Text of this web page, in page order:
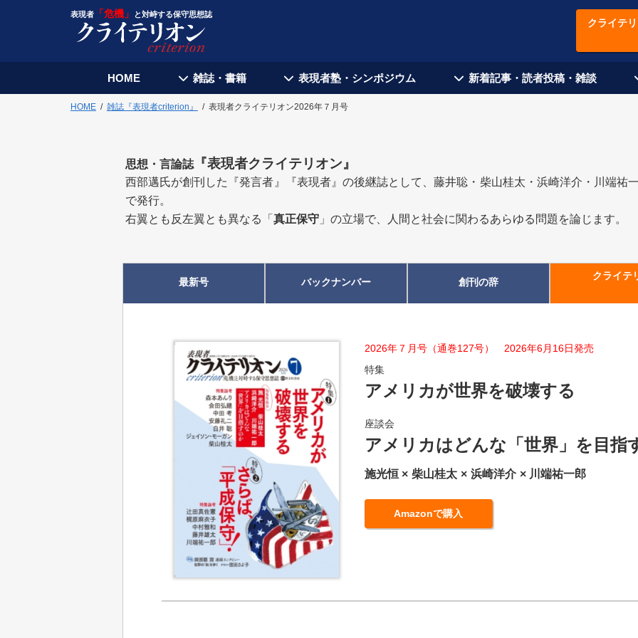
表現者「危機」 と対峙する保守思想誌
クライテ
HOME 雑誌・書籍 表現者塾・シンポジウム 新着記事・読者投稿・雑談
HOME 雑誌『表現者criterion』 表現者クライテリオン2026年７月号
思想・言論誌『表現者クライテリオン 』
西部邁氏が創刊した『発言者』『表現者』の後継誌として、藤井聡・柴山桂太・浜崎洋介・川端祐
で発行。
右翼とも反左翼とも異なる「 真正保守」の立場で、人間と社会に関わるあらゆる問題を論じます。
最新号 バックナンバー 創刊の辞
クライテ
2026年７月号（通巻127号） 2026年6月16日発売
特集
アメリカが世界を破壊する
座談会
アメリカはどんな「世界」を目指
施光恒 柴山桂太 浜崎洋介 川端祐一郎
Amazonで購入